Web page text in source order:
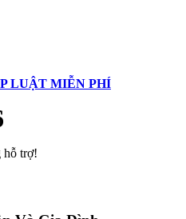
LUẬT MIỄN PHÍ
hỗ trợ!